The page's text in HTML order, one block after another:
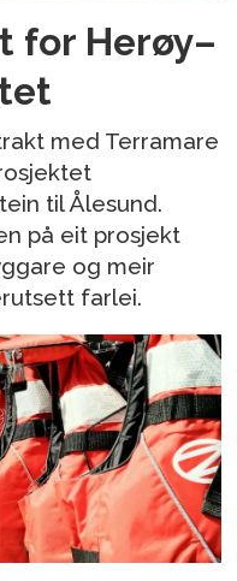
for Herøy–
med Terramare
til Ålesund.
på eit prosjekt
og meir
farlei.